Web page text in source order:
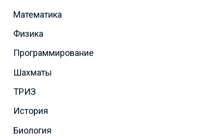
Математика
Физика
Программирование
Шахматы
ТРИЗ
История
Биология